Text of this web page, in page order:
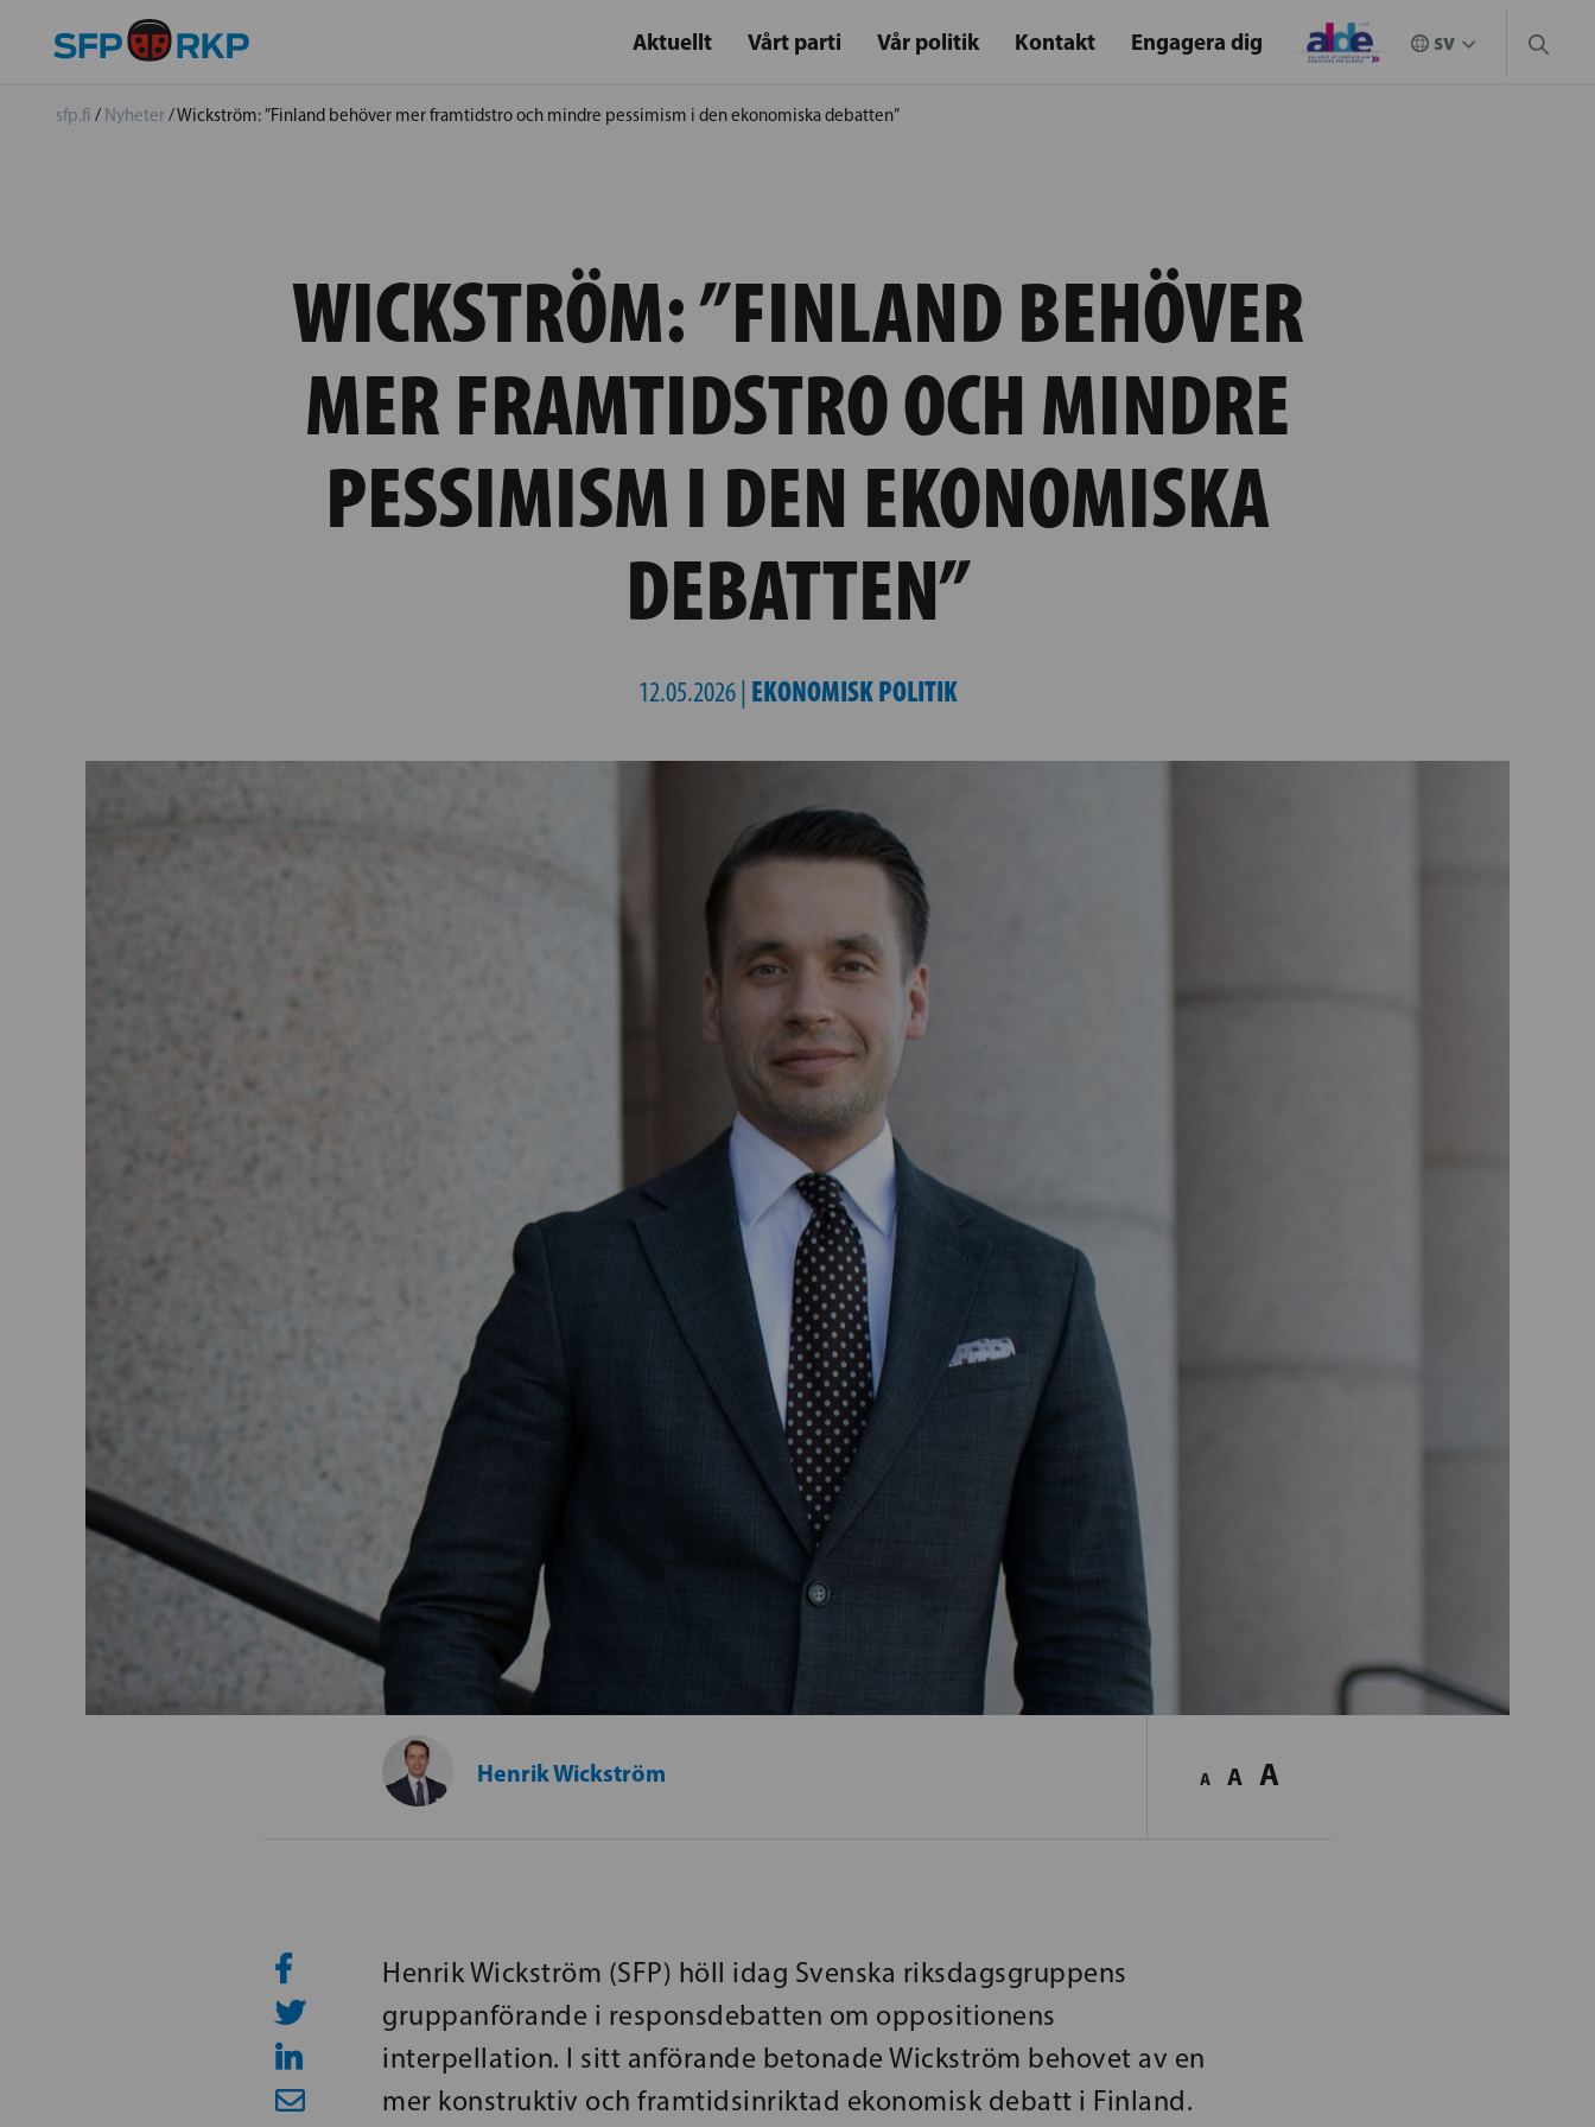
Aktuellt Vårt parti Vår politik Kontakt Engagera dig
sfp.fi / Nyheter/Wickström: ”Finland behöver mer framtidstro och mindre pessimism i den ekonomiska debatten”
WICKSTRÖM: ”FINLAND BEHÖVER
MER FRAMTIDSTRO OCH MINDRE
PESSIMISM I DEN EKONOMISKA
DEBATTEN”
12.05.2026 | EKONOMISK POLITIK
Henrik Wickström A A A
Henrik Wickström (SFP) höll idag Svenska riksdagsgruppens
gruppanförande i responsdebatten om oppositionens
interpellation. I sitt anförande betonade Wickström behovet av en
mer konstruktiv och framtidsinriktad ekonomisk debatt i Finland.